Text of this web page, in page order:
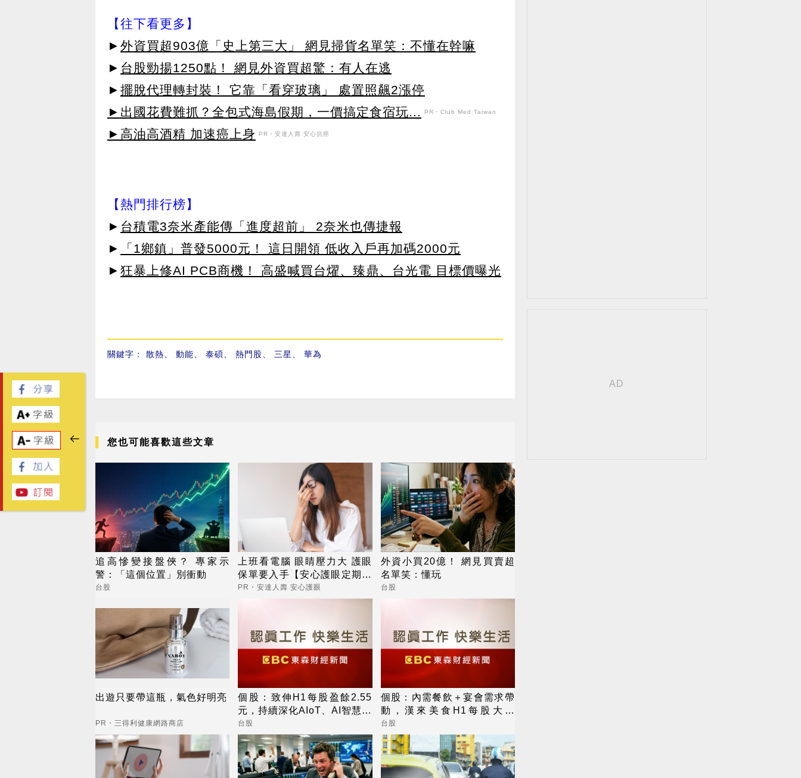
【往下看更多】
► 外資買超903億「史上第三大」 網見掃貨名單笑：不懂在幹嘛
► 台股勁揚1250點！ 網見外資買超驚：有人在逃
► 擺脫代理轉封裝！ 它靠「看穿玻璃」 處置照飆2漲停
►出國花費難抓？全包式海島假期，一價搞定食宿玩...
PR・Club Med Taiwan
►高油高酒精 加速癌上身 PR・安達人壽 安心抗癌
【熱門排行榜】
► 台積電3奈米產能傳「進度超前」 2奈米也傳捷報
►
「1鄉鎮」普發5000元！ 這日開領 低收入戶再加碼2000元
► 狂暴上修AI PCB商機！ 高盛喊買台燿、臻鼎、台光電 目標價曝光
關鍵字： 散熱 動能 泰碩 熱門股 三星 華為
您也可能喜歡這些文章
追高慘變接盤俠？ 專家示
警：「這個位置」別衝動
台股
上班看電腦 眼睛壓力大 護眼
保單要入手【安心護眼定期眼
睛險】
PR・安達人壽 安心護眼
外資小買20億！ 網見買賣超
名單笑：懂玩
台股
出遊只要帶這瓶，氣色好明亮
PR・三得利健康網路商店
個股：致伸H1每股盈餘2.55
元，持續深化AIoT、AI智慧監
控、機器人與車用佈局
台股
個股：內需餐飲＋宴會需求帶
動，漢來美食H1每股大賺
9.21元，逼近去年全年
台股